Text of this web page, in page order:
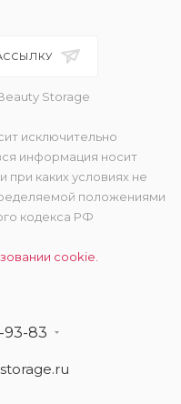
Storage
исключительно
информация носит
при каких условиях не
положениями
кодекса РФ
cookie.
93-83